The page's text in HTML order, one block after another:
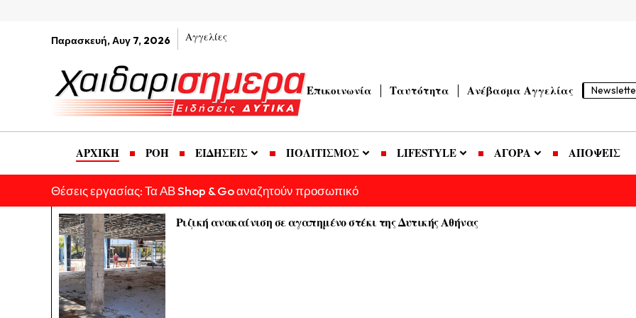
Παρασκευή, Αυγ 7, 2026 Αγγελίες
Επικοινωνία Ταυτότητα Ανέβασμα Αγγελίας
ΑΡΧΙΚΗ ΡΟΗ ΕΙΔΗΣΕΙΣ ΠΟΛΙΤΙΣΜΟΣ LIFESTYLE ΑΓΟΡΑ ΑΠΟΨΕΙΣ
Θέσεις εργασίας: Τα ΑΒ Shop & Go αναζητούν προσωπικό
Ριζική ανακαίνιση σε αγαπημένο στέκι της Δυτικής Αθήνας